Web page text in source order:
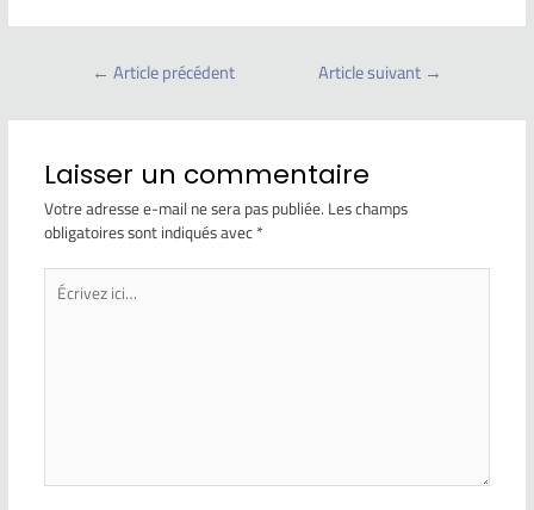
← Article précédent Article suivant →
Laisser un commentaire
Votre adresse e-mail ne sera pas publiée.Les champs
obligatoires sont indiqués avec*